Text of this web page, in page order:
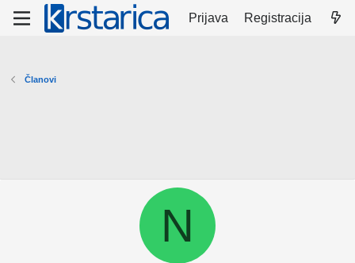
Prijava Registracija
Članovi
N